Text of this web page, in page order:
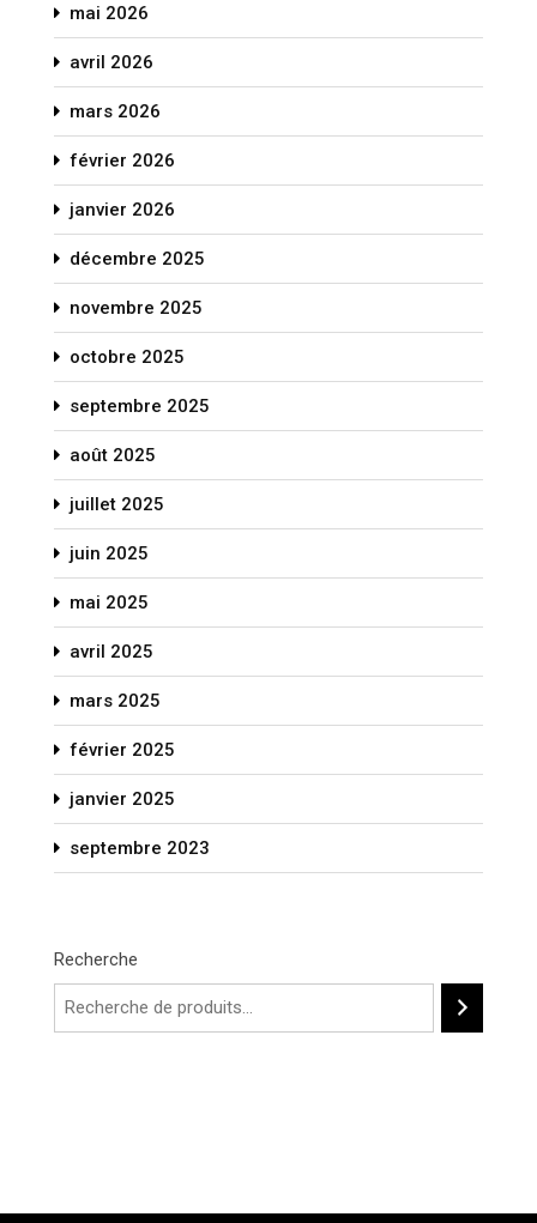
mai 2026
avril 2026
mars 2026
février 2026
janvier 2026
décembre 2025
novembre 2025
octobre 2025
septembre 2025
août 2025
juillet 2025
juin 2025
mai 2025
avril 2025
mars 2025
février 2025
janvier 2025
septembre 2023
Recherche